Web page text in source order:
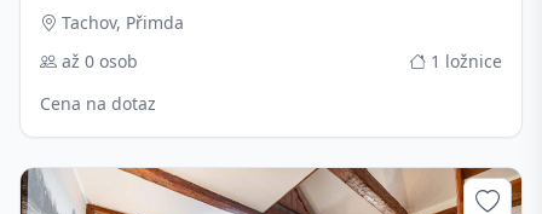
Tachov, Přimda
až 0 osob
1 ložnice
Cena na dotaz